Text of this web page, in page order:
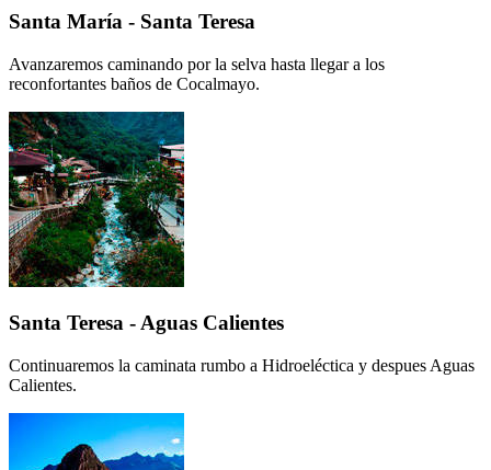
Santa María - Santa Teresa
Avanzaremos caminando por la selva hasta llegar a los
reconfortantes baños de Cocalmayo.
Santa Teresa - Aguas Calientes
Continuaremos la caminata rumbo a Hidroeléctica y despues Aguas
Calientes.